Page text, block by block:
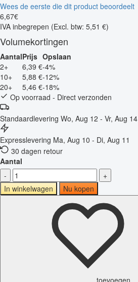
Wees de eerste die dit product beoordeelt
6,67€
IVA inbegrepen (Excl. btw: 5,51 €)
Volumekortingen
AantalPrijs Opslaan
2+
6,39 €-4%
10+
5,88 €-12%
20+
5,46 €-18%
Op voorraad - Direct verzonden
Standaardlevering Wo, Aug 12 - Vr, Aug 14
Expresslevering Ma, Aug 10 - Di, Aug 11
30 dagen retour
Aantal
-
+
In winkelwagen
Nu kopen
toevoegen